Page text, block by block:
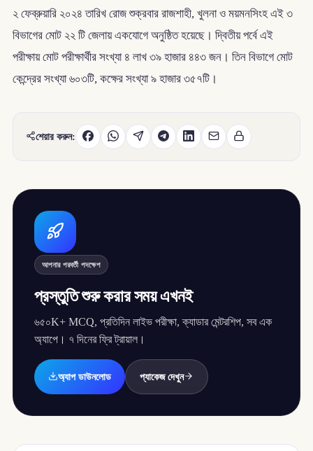
২ ফেব্রুয়ারি ২০২৪ তারিখ রোজ শুক্রবার রাজশাহী, খুলনা ও ময়মনসিংহ এই ৩
বিভাগের মোট ২২ টি জেলায় একযোগে অনুষ্ঠিত হয়েছে। দ্বিতীয় পর্বে এই
পরীক্ষায় মোট পরীক্ষার্থীর সংখ্যা ৪ লাখ ৩৯ হাজার ৪৪৩ জন। তিন বিভাগে মোট
কেন্দ্রের সংখ্যা ৬০৩টি, কক্ষের সংখ্যা ৯ হাজার ৩৫৭টি।
শেয়ার করুন:
আপনার পরবর্তী পদক্ষেপ
প্রস্তুতি শুরু করার সময় এখনই
৬৫০K+ MCQ, প্রতিদিন লাইভ পরীক্ষা, ক্যাডার মেন্টরশিপ, সব এক
অ্যাপে। ৭ দিনের ফ্রি ট্রায়াল।
অ্যাপ ডাউনলোড প্যাকেজ দেখুন